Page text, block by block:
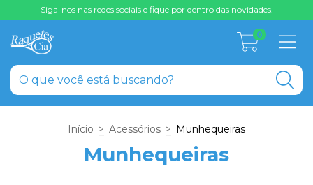
Siga-nos nas redes sociais e fique por dentro das novidades.
0
Início > Acessórios > Munhequeiras
Munhequeiras